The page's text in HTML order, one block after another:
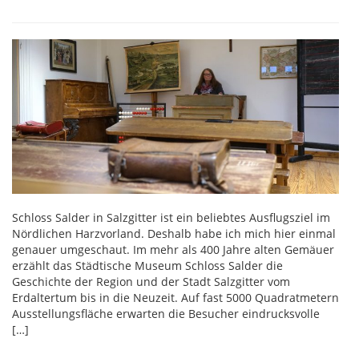
Schloss Salder in Salzgitter ist ein beliebtes Ausflugsziel im
Nördlichen Harzvorland. Deshalb habe ich mich hier einmal
genauer umgeschaut. Im mehr als 400 Jahre alten Gemäuer
erzählt das Städtische Museum Schloss Salder die
Geschichte der Region und der Stadt Salzgitter vom
Erdaltertum bis in die Neuzeit. Auf fast 5000 Quadratmetern
Ausstellungsfläche erwarten die Besucher eindrucksvolle
[…]